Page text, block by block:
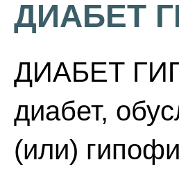
ДИАБЕТ
ДИАБЕТ
диабет,
(или)